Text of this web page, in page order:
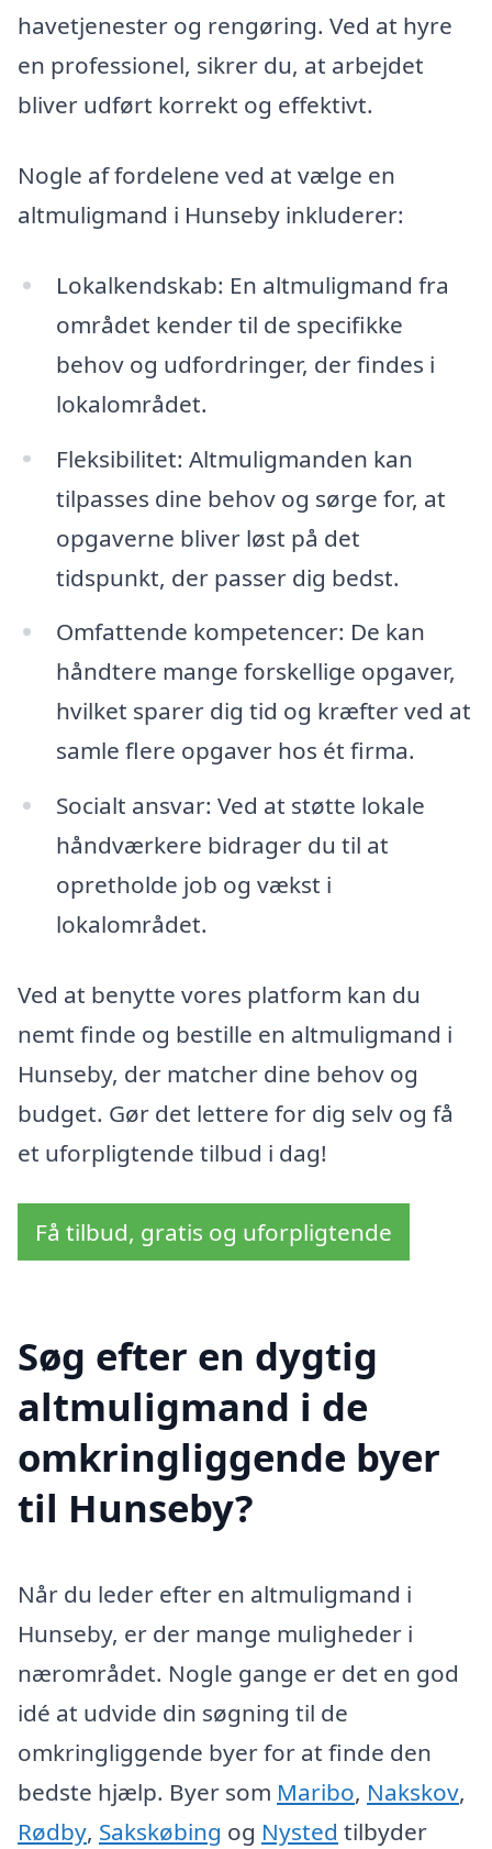
havetjenester og rengøring. Ved at hyre
en professionel, sikrer du, at arbejdet
bliver udført korrekt og effektivt.
Nogle af fordelene ved at vælge en
altmuligmand i Hunseby inkluderer:
Lokalkendskab: En altmuligmand fra
området kender til de specifikke
behov og udfordringer, der findes i
lokalområdet.
Fleksibilitet: Altmuligmanden kan
tilpasses dine behov og sørge for, at
opgaverne bliver løst på det
tidspunkt, der passer dig bedst.
Omfattende kompetencer: De kan
håndtere mange forskellige opgaver,
hvilket sparer dig tid og kræfter ved at
samle flere opgaver hos ét firma.
Socialt ansvar: Ved at støtte lokale
håndværkere bidrager du til at
opretholde job og vækst i
lokalområdet.
Ved at benytte vores platform kan du
nemt finde og bestille en altmuligmand i
Hunseby, der matcher dine behov og
budget. Gør det lettere for dig selv og få
et uforpligtende tilbud i dag!
Få tilbud, gratis og uforpligtende
Søg efter en dygtig
altmuligmand i de
omkringliggende byer
til Hunseby?
Når du leder efter en altmuligmand i
Hunseby, er der mange muligheder i
nærområdet. Nogle gange er det en god
idé at udvide din søgning til de
omkringliggende byer for at finde den
bedste hjælp. Byer som Maribo, Nakskov,
Rødby, Sakskøbing og Nysted tilbyder